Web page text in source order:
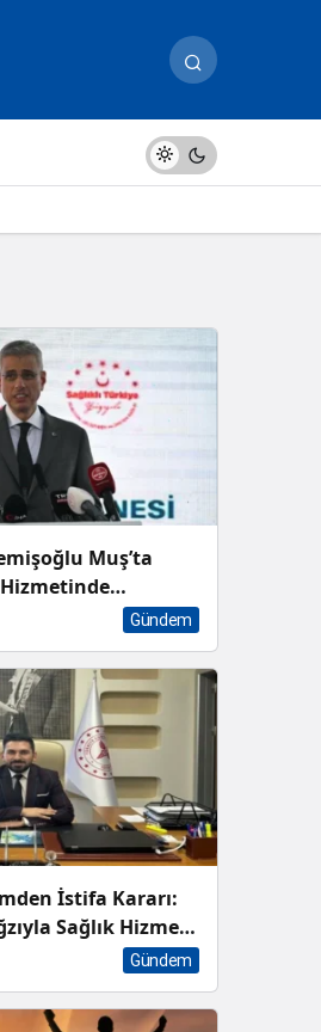
Muş’ta
Hizmetinde
Biri
Gündem
İstifa Kararı:
Sağlık Hizmeti
Gündem